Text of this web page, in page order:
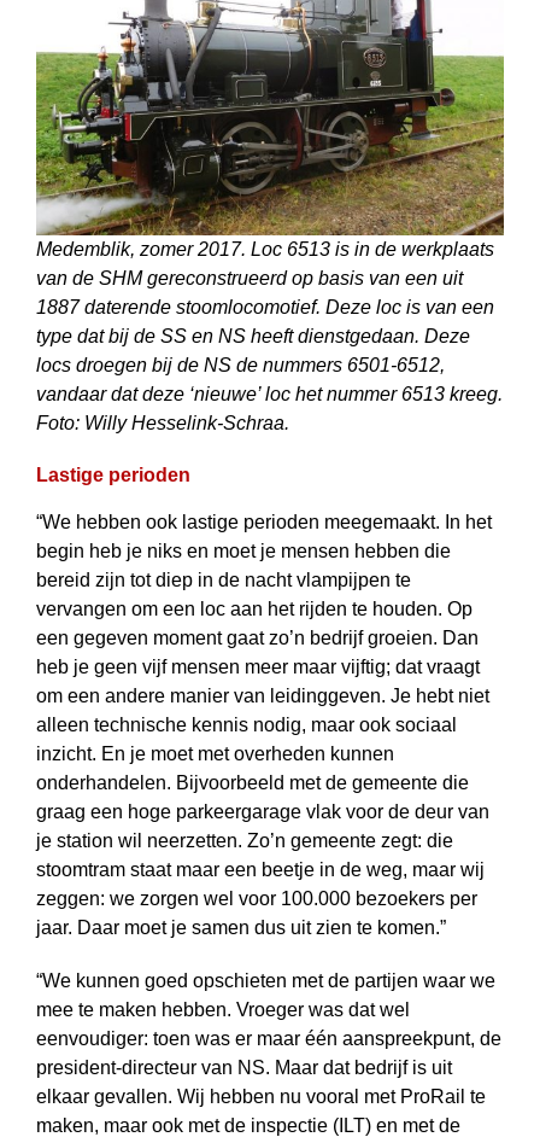
Medemblik, zomer 2017. Loc 6513 is in de werkplaats
van de SHM gereconstru­eerd op basis van een uit
1887 daterende stoomlocomotief. Deze loc is van een
type dat bij de SS en NS heeft dienstgedaan. Deze
locs droegen bij de NS de nummers 6501-6512,
vandaar dat deze ‘nieuwe’ loc het nummer 6513 kreeg.
Foto: Willy Hesselink-Schraa.
Lastige perioden
“We hebben ook lastige perioden meegemaakt. In het
begin heb je niks en moet je mensen hebben die
bereid zijn tot diep in de nacht vlampijpen te
vervangen om een loc aan het rijden te houden. Op
een gegeven moment gaat zo’n bedrijf groeien. Dan
heb je geen vijf mensen meer maar vijftig; dat vraagt
om een andere manier van leidinggeven. Je hebt niet
alleen technische kennis nodig, maar ook sociaal
inzicht. En je moet met overheden kunnen
onderhandelen. Bijvoorbeeld met de gemeente die
graag een hoge parkeergarage vlak voor de deur van
je station wil neerzetten. Zo’n gemeente zegt: die
stoomtram staat maar een beetje in de weg, maar wij
zeggen: we zorgen wel voor 100.000 bezoekers per
jaar. Daar moet je samen dus uit zien te komen.”
“We kunnen goed opschieten met de partijen waar we
mee te maken hebben. Vroeger was dat wel
eenvoudiger: toen was er maar één aanspreekpunt, de
president-directeur van NS. Maar dat bedrijf is uit
elkaar gevallen. Wij hebben nu vooral met ProRail te
maken, maar ook met de inspectie (ILT) en met de